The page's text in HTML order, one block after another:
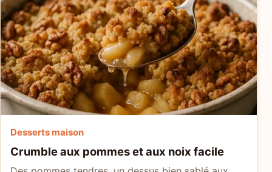
Desserts maison
Crumble aux pommes et aux noix facile